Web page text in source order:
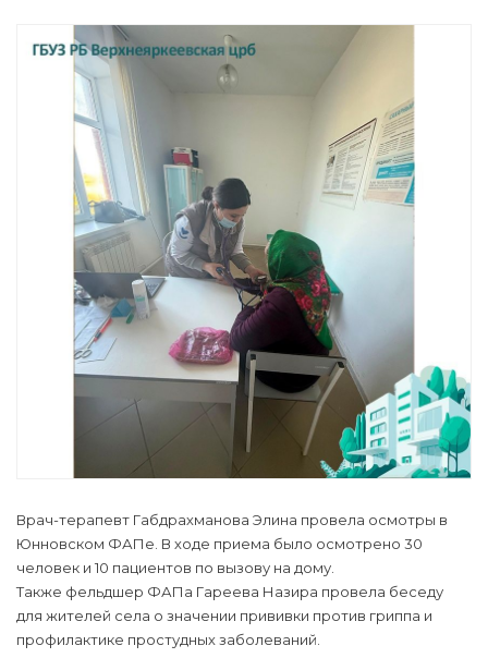
Врач-терапевт Габдрахманова Элина провела осмотры в
Юнновском ФАПе. В ходе приема было осмотрено 30
человек и 10 пациентов по вызову на дому.
Также фельдшер ФАПа Гареева Назира провела беседу
для жителей села о значении прививки против гриппа и
профилактике простудных заболеваний.